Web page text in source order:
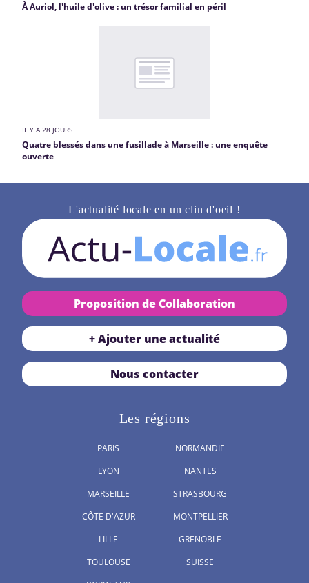
À Auriol, l'huile d'olive : un trésor familial en péril
IL Y A 28 JOURS
Quatre blessés dans une fusillade à Marseille : une enquête
ouverte
L'actualité locale en un clin d'oeil !
Proposition de Collaboration
+ Ajouter une actualité
Nous contacter
Les régions
PARIS
LYON
MARSEILLE
CÔTE D'AZUR
LILLE
TOULOUSE
NORMANDIE
NANTES
STRASBOURG
MONTPELLIER
GRENOBLE
SUISSE